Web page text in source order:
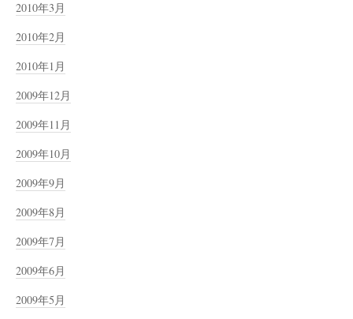
2010年3月
2010年2月
2010年1月
2009年12月
2009年11月
2009年10月
2009年9月
2009年8月
2009年7月
2009年6月
2009年5月